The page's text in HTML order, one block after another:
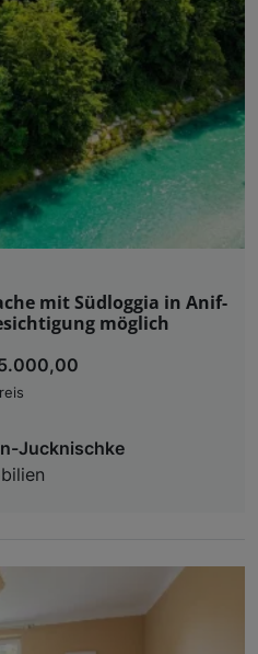
mit Südloggia in Anif-
möglich
Jucknischke